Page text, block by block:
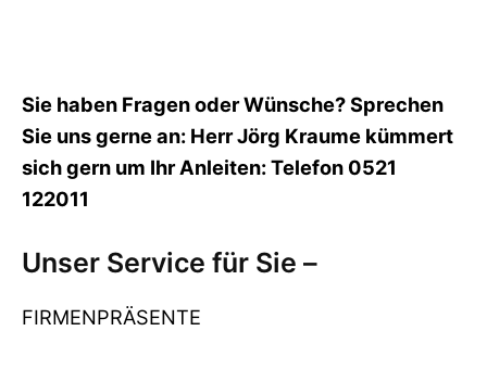
Sie haben Fragen oder Wünsche? Sprechen
Sie uns gerne an: Herr Jörg Kraume kümmert
sich gern um Ihr Anleiten: Telefon 0521
122011
Unser Service für Sie –
FIRMENPRÄSENTE